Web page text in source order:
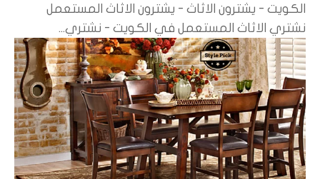
الكويت - يشترون الاثاث - يشترون الاثاث المستعمل
نشتري الاثاث المستعمل في الكويت - نشتري...